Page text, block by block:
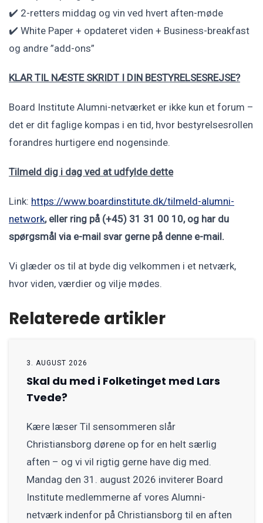
✔️ 2-retters middag og vin ved hvert aften-møde
✔️ White Paper + opdateret viden + Business-breakfast
og andre ”add-ons”
KLAR TIL NÆSTE SKRIDT I DIN BESTYRELSESREJSE?
Board Institute Alumni-netværket er ikke kun et forum –
det er dit faglige kompas i en tid, hvor bestyrelsesrollen
forandres hurtigere end nogensinde.
Tilmeld dig i dag ved at udfylde dette
Link: https://www.boardinstitute.dk/tilmeld-alumni-
network, eller ring på (+45) 31 31 00 10, og har du
spørgsmål via e-mail svar gerne på denne e-mail.
Vi glæder os til at byde dig velkommen i et netværk,
hvor viden, værdier og vilje mødes.
Relaterede artikler
3. AUGUST 2026
Skal du med i Folketinget med Lars
Tvede?
Kære læser Til sensommeren slår
Christiansborg dørene op for en helt særlig
aften – og vi vil rigtig gerne have dig med.
Mandag den 31. august 2026 inviterer Board
Institute medlemmerne af vores Alumni-
netværk indenfor på Christiansborg til en aften